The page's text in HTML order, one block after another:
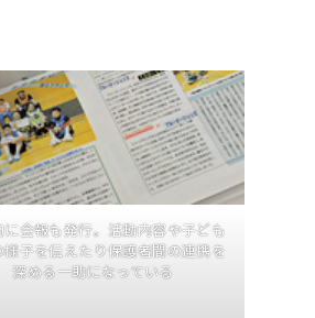
に会報も発行。活動内容や子ども
様子を伝えたり保護者間の連携を
深める一助になっている